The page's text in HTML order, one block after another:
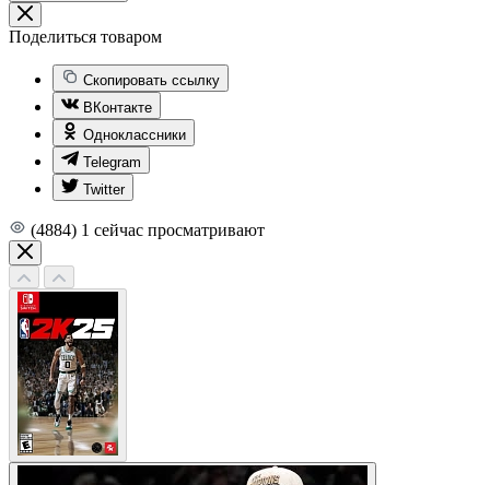
Поделиться товаром
Скопировать ссылку
ВКонтакте
Одноклассники
Telegram
Twitter
(4884) 1 сейчас просматривают